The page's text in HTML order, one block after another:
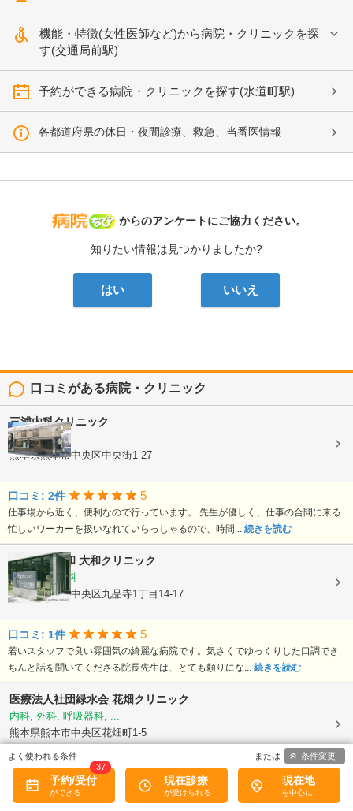
機能・特徴(女性医師など)から病院・クリニックを探
す(交通局前駅)
予約ができる病院・クリニックを探す(水道町駅)
各都道府県の休日・夜間診療、救急、当番医情報
病院なび
からのアンケートにご協力ください。
知りたい情報は見つかりましたか?
はい いいえ
口コミがある病院・クリニック
三浦内科クリニック
内科
熊本県熊本市中央区中央街1-27
口コミ: 2件 5
仕事場から近く、便利なので行っています。 先生が優しく、仕事の合間に来る
忙しいワーカーを扱いなれていらっしゃるので、時間... 続きを読む
医療法人大和 大和クリニック
内科, 循環器科
熊本県熊本市中央区九品寺1丁目14-17
口コミ: 1件 5
若いスタッフで良い雰囲気の綺麗な病院です。気さくでゆっくりした口調でき
ちんと話を聞いてくださる院長先生は、とても頼りにな... 続きを読む
医療法人社団緑水会 花畑クリニック
内科, 外科, 呼吸器科, ...
熊本県熊本市中央区花畑町1-5
尚亜ビル3・4・5階
口コミ: 3件 5
居心地のいいクリニックでした。初めての大腸カメラで不安だっのですが、先
予約/受付
37
現在診療 現在地
条件変更